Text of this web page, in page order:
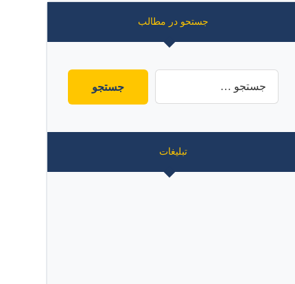
جستحو در مطالب
تبلیغات